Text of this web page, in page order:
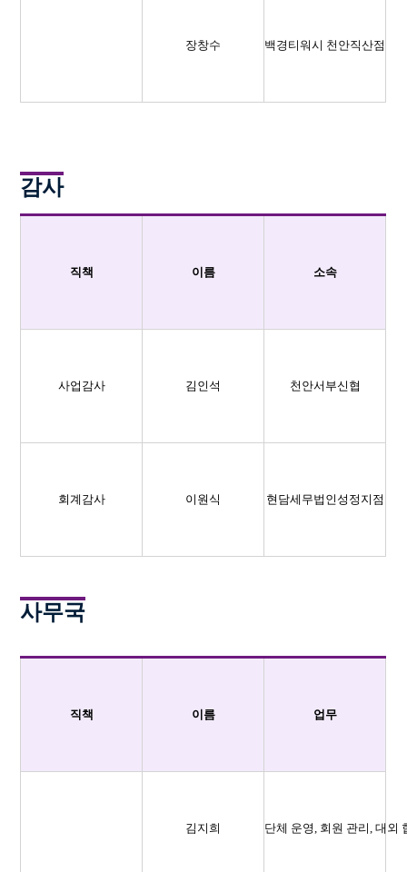
장창수 백경티워시 천안직산점
감사
직책 이름 소속
사업감사 김인석 천안서부신협
회계감사 이원식 현담세무법인성정지점
사무국
직책 이름 업무
김지희 단체 운영, 회원 관리, 대외